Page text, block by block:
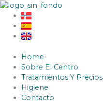
Ir
contenido
Home
Sobre El Centro
Tratamientos Y Precios
Higiene
Contacto